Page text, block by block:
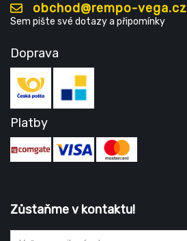
obchod@rempo-vega.cz
Sem pište své dotazy a připomínky
Doprava
Platby
Zůstaňme v kontaktu!